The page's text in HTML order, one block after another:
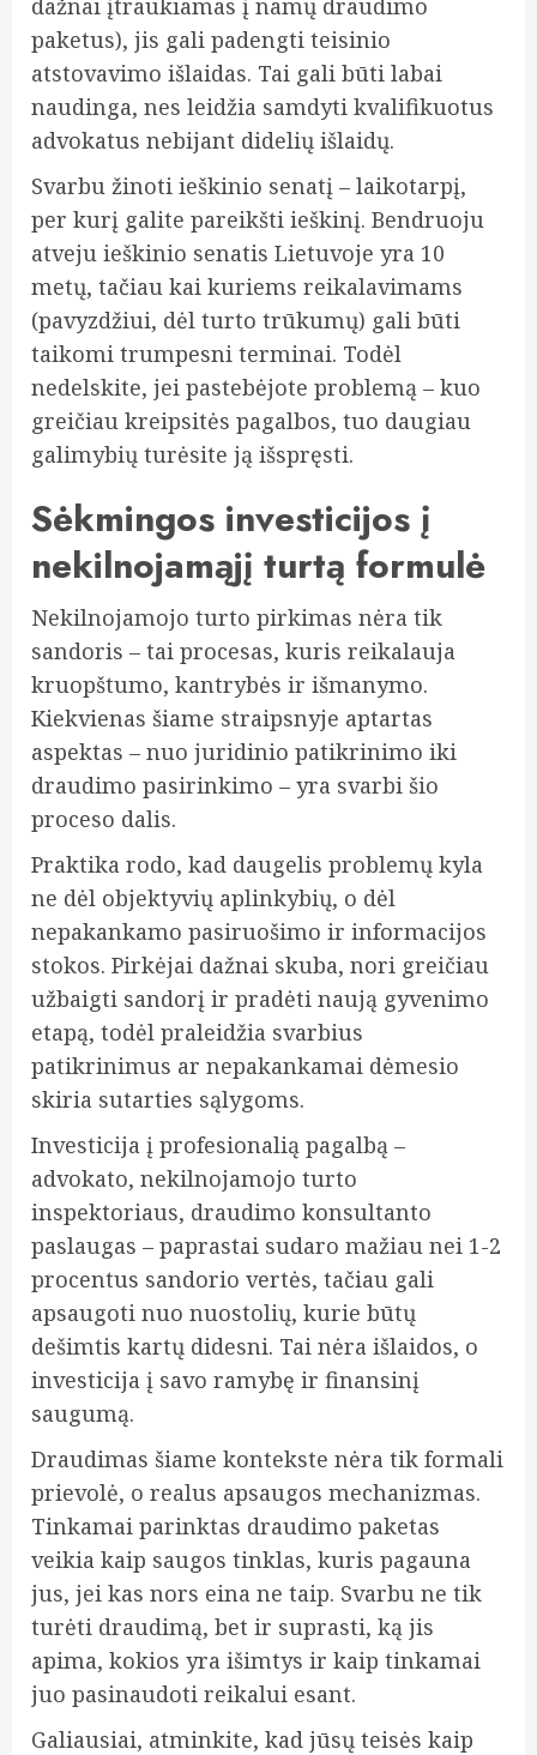
paketus), jis gali padengti teisinio
atstovavimo išlaidas. Tai gali būti labai
naudinga, nes leidžia samdyti kvalifikuotus
advokatus nebijant didelių išlaidų.
Svarbu žinoti ieškinio senatį – laikotarpį,
per kurį galite pareikšti ieškinį. Bendruoju
atveju ieškinio senatis Lietuvoje yra 10
metų, tačiau kai kuriems reikalavimams
(pavyzdžiui, dėl turto trūkumų) gali būti
taikomi trumpesni terminai. Todėl
nedelskite, jei pastebėjote problemą – kuo
greičiau kreipsitės pagalbos, tuo daugiau
galimybių turėsite ją išspręsti.
Sėkmingos investicijos į
nekilnojamąjį turtą formulė
Nekilnojamojo turto pirkimas nėra tik
sandoris – tai procesas, kuris reikalauja
kruopštumo, kantrybės ir išmanymo.
Kiekvienas šiame straipsnyje aptartas
aspektas – nuo juridinio patikrinimo iki
draudimo pasirinkimo – yra svarbi šio
proceso dalis.
Praktika rodo, kad daugelis problemų kyla
ne dėl objektyvių aplinkybių, o dėl
nepakankamo pasiruošimo ir informacijos
stokos. Pirkėjai dažnai skuba, nori greičiau
užbaigti sandorį ir pradėti naują gyvenimo
etapą, todėl praleidžia svarbius
patikrinimus ar nepakankamai dėmesio
skiria sutarties sąlygoms.
Investicija į profesionalią pagalbą –
advokato, nekilnojamojo turto
inspektoriaus, draudimo konsultanto
paslaugas – paprastai sudaro mažiau nei 1-2
procentus sandorio vertės, tačiau gali
apsaugoti nuo nuostolių, kurie būtų
dešimtis kartų didesni. Tai nėra išlaidos, o
investicija į savo ramybę ir finansinį
saugumą.
Draudimas šiame kontekste nėra tik formali
prievolė, o realus apsaugos mechanizmas.
Tinkamai parinktas draudimo paketas
veikia kaip saugos tinklas, kuris pagauna
jus, jei kas nors eina ne taip. Svarbu ne tik
turėti draudimą, bet ir suprasti, ką jis
apima, kokios yra išimtys ir kaip tinkamai
juo pasinaudoti reikalui esant.
Galiausiai, atminkite, kad jūsų teisės kaip